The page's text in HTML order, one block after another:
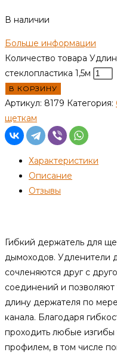
В наличии
Больше информации
Количество товара
стеклопластика 1,5м
В КОРЗИНУ
Артикул: 8179 Категория:
щеткам
Характеристики
Описание
Отзывы
Гибкий держатель для
дымоходов. Удленители
сочленяются друг с
соединений и
длину держателя по
канала. Благодаря
проходить любые
профилем, в том числе